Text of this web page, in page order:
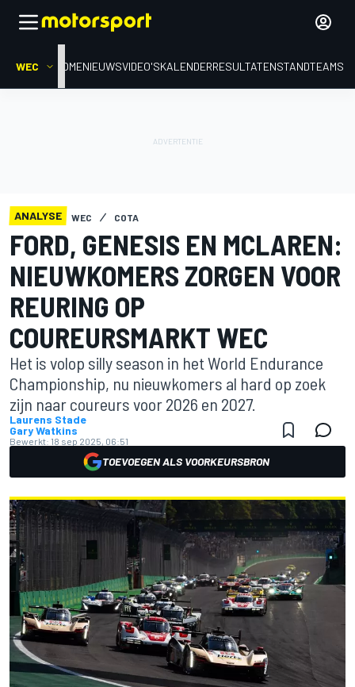
WEC HOMENIEUWSVIDEO'SKALENDERRESULTATENSTANDTEAMS
ANALYSE WEC COTA
FORD, GENESIS EN MCLAREN:
NIEUWKOMERS ZORGEN VOOR
REURING OP
COUREURSMARKT WEC
Het is volop silly season in het World Endurance
Championship, nu nieuwkomers al hard op zoek
zijn naar coureurs voor 2026 en 2027.
Laurens Stade
Gary Watkins
Bewerkt: 18 sep 2025, 06:51
TOEVOEGEN ALS VOORKEURSBRON